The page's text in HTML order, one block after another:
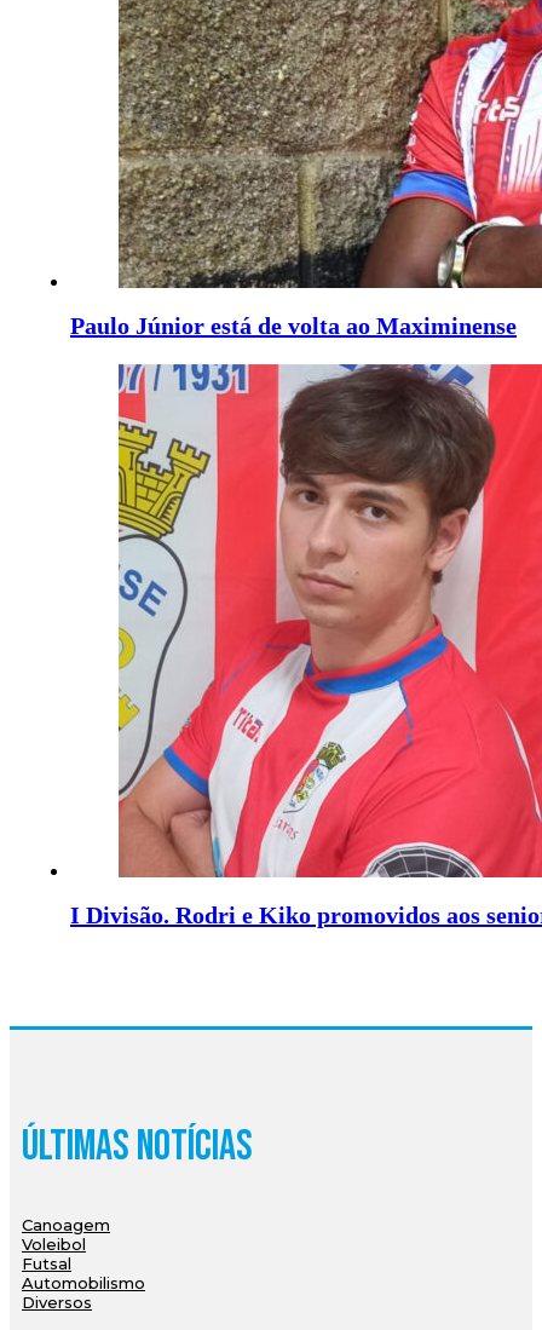
Paulo Júnior está de volta ao Maximinense
I Divisão. Rodri e Kiko promovidos aos
Últimas Notícias
Canoagem
Voleibol
Futsal
Automobilismo
Diversos